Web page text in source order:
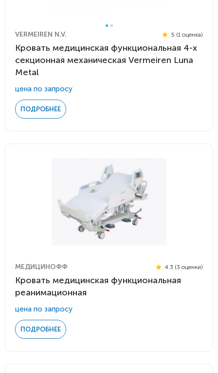
VERMEIREN N.V. 5 (1 оценка)
Кровать медицинская функциональная 4-х
секционная механическая Vermeiren Luna
Metal
цена по запросу
ПОДРОБНЕЕ
МЕДИЦИНОФФ 4.3 (3 оценки)
Кровать медицинская функциональная
реанимационная
цена по запросу
ПОДРОБНЕЕ